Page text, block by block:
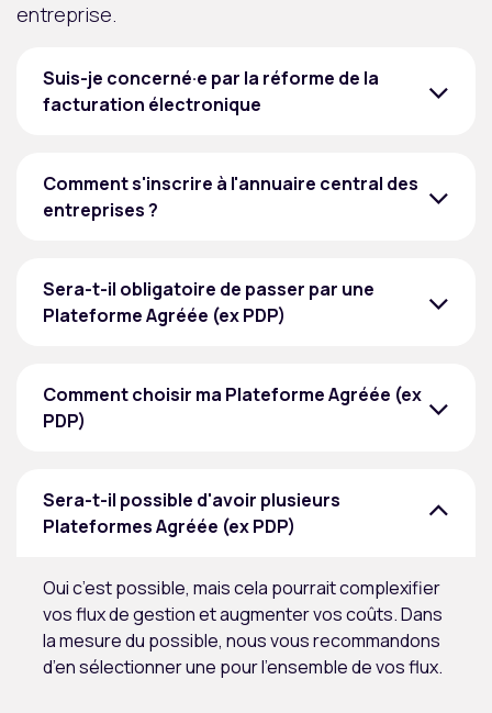
entreprise.
Suis-je concerné·e par la réforme de la
facturation électronique
Comment s'inscrire à l'annuaire central des
entreprises ?
Sera-t-il obligatoire de passer par une
Plateforme Agréée (ex PDP)
Comment choisir ma Plateforme Agréée (ex
PDP)
Sera-t-il possible d'avoir plusieurs
Plateformes Agréée (ex PDP)
Oui c’est possible, mais cela pourrait complexifier
vos flux de gestion et augmenter vos coûts. Dans
la mesure du possible, nous vous recommandons
d’en sélectionner une pour l’ensemble de vos flux.